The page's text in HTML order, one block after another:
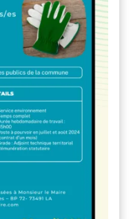
VIE ASSOCIATIVE ET